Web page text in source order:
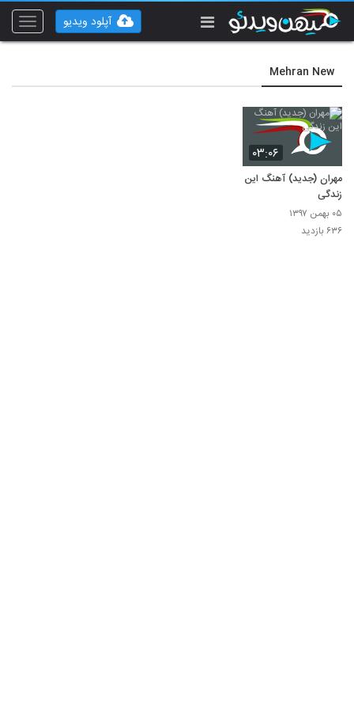
Toggle
آپلود ویدیو
Mehran New
۰۳:۰۶
مهران (جدید) آهنگ این
زندگی
۰۵ بهمن ۱۳۹۷
۶۳۶ بازدید